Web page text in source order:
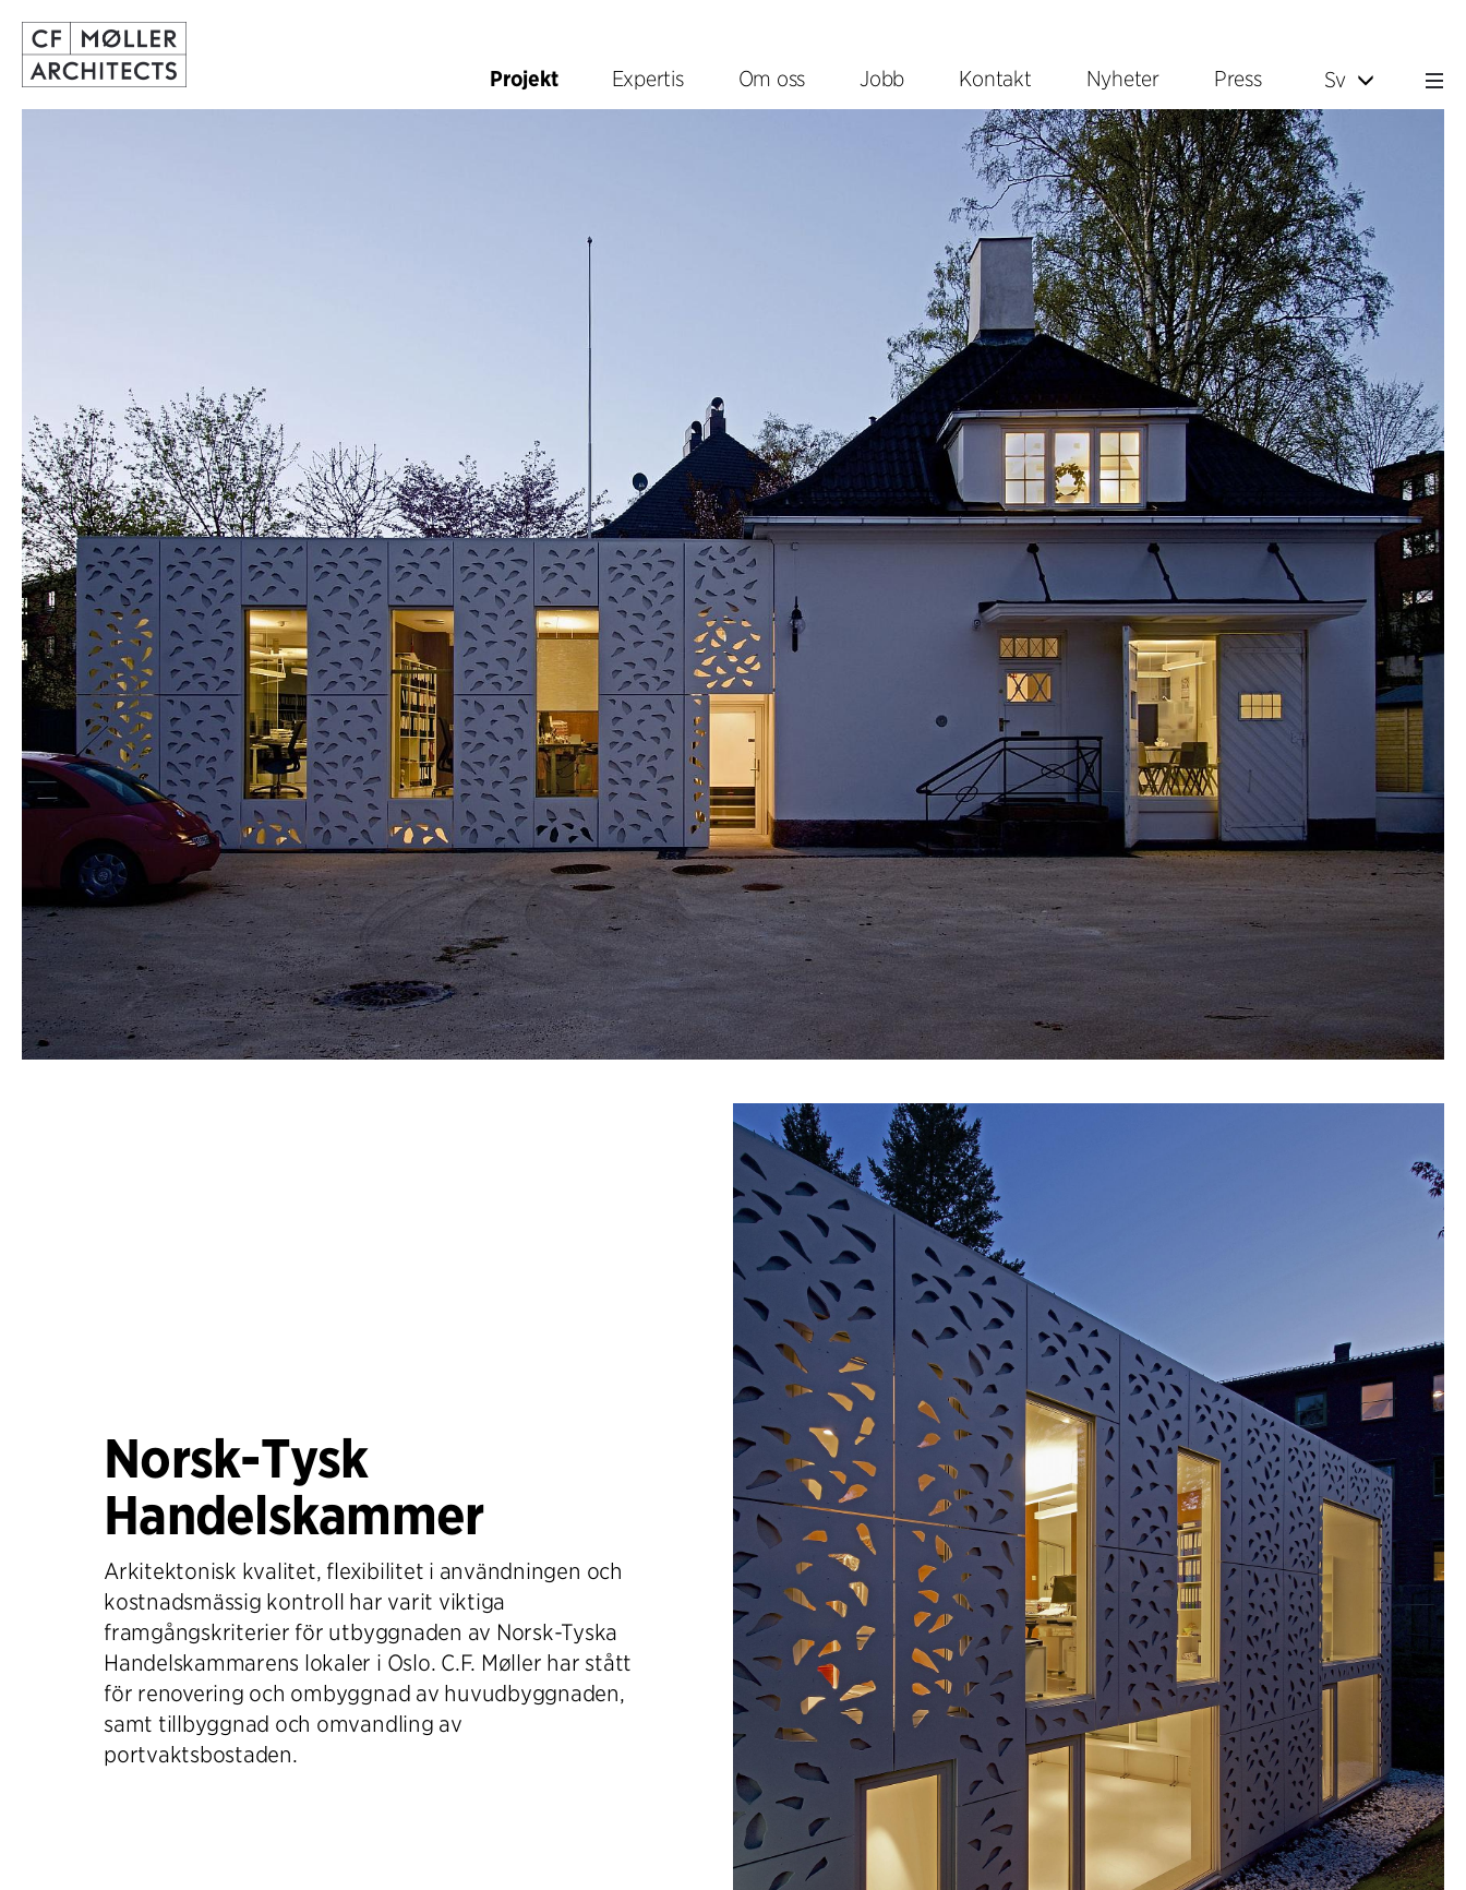
Projekt Expertis Om oss Jobb Kontakt Nyheter Press Sv
Norsk-Tysk
Handelskammer
Arkitektonisk kvalitet, flexibilitet i användningen och
kostnadsmässig kontroll har varit viktiga
framgångskriterier för utbyggnaden av Norsk-Tyska
Handelskammarens lokaler i Oslo. C.F. Møller har stått
för renovering och ombyggnad av huvudbyggnaden,
samt tillbyggnad och omvandling av
portvaktsbostaden.